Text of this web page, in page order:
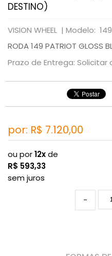
DESTINO)
VISION WHEEL | Modelo: 149
RODA 149 PATRIOT GLOSS
Prazo de Entrega:
por: R$ 7.120,00
ou por12xde
R$ 593,33
sem juros
-